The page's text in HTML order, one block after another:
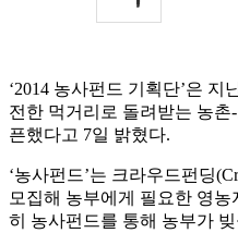
‘2014 농사펀드 기획단’은
전한 먹거리로 돌려받는 농
픈했다고 7일 밝혔다.
‘농사펀드’는 크라우드펀딩
모집해 농부에게 필요한 영
히 농사펀드를 통해 농부가